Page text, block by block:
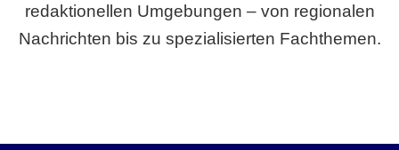
redaktionellen Umgebungen – von regionalen
Nachrichten bis zu spezialisierten Fachthemen.